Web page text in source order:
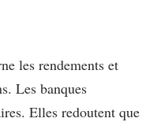
les rendements et
Les banques
Elles redoutent que